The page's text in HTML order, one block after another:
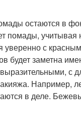
остаются в
помады, учитывая
уверенно с
будет заметна
выразительными,
Например,
в деле.